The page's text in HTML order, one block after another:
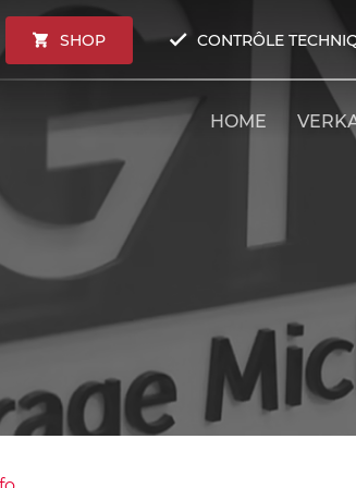
SHOP CONTRÔLE
HOME